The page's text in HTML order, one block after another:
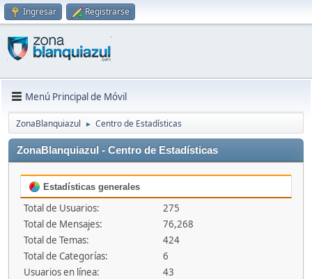
Ingresar Registrarse
Menú Principal de Móvil
ZonaBlanquiazul ► Centro de Estadísticas
ZonaBlanquiazul - Centro de Estadísticas
Estadísticas generales
Total de Usuarios:
275
Total de Mensajes:
76,268
Total de Temas:
424
Total de Categorías:
6
Usuarios en línea:
43